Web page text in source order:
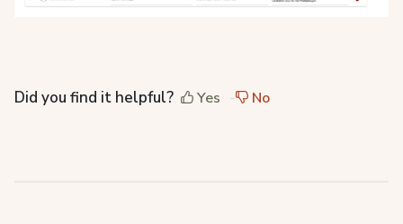
Did you find it helpful? Yes No